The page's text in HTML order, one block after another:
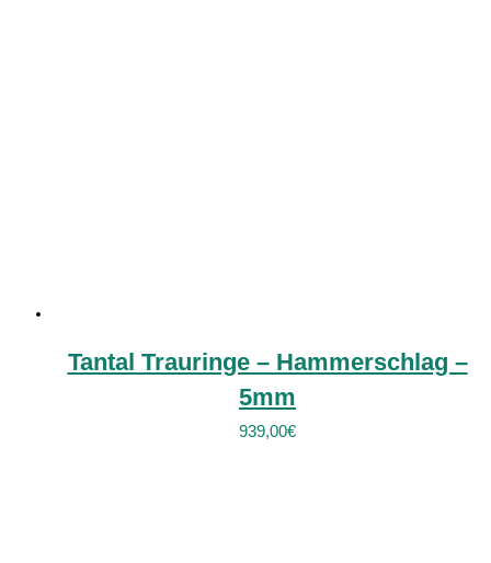
Tantal Trauringe – Hammerschlag –
5mm
939,00€